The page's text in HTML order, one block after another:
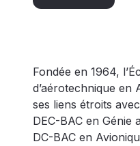
Fondée en 1964,
d’aérotechnique en
ses liens étroits
DEC-BAC en Génie
DC-BAC en